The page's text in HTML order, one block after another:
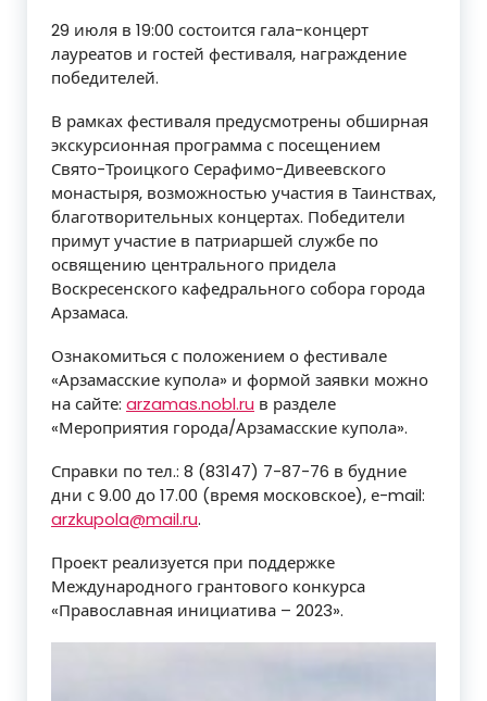
29 июля в 19:00 состоится гала-концерт
лауреатов и гостей фестиваля, награждение
победителей.
В рамках фестиваля предусмотрены обширная
экскурсионная программа с посещением
Свято-Троицкого Серафимо-Дивеевского
монастыря, возможностью участия в Таинствах,
благотворительных концертах. Победители
примут участие в патриаршей службе по
освящению центрального придела
Воскресенского кафедрального собора города
Арзамаса.
Ознакомиться с положением о фестивале
«Арзамасские купола» и формой заявки можно
на сайте: arzamas.nobl.ru в разделе
«Мероприятия города/Арзамасские купола».
Справки по тел.: 8 (83147) 7-87-76 в будние
дни с 9.00 до 17.00 (время московское), е-mail:
arzkupola@mail.ru.
Проект реализуется при поддержке
Международного грантового конкурса
«Православная инициатива – 2023».